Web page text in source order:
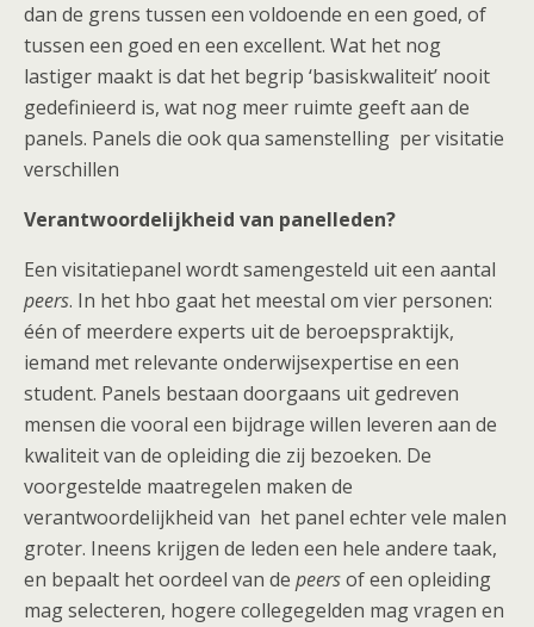
dan de grens tussen een voldoende en een goed, of
tussen een goed en een excellent. Wat het nog
lastiger maakt is dat het begrip ‘basiskwaliteit’ nooit
gedefinieerd is, wat nog meer ruimte geeft aan de
panels. Panels die ook qua samenstelling per visitatie
verschillen
Verantwoordelijkheid van panelleden?
Een visitatiepanel wordt samengesteld uit een aantal
peers. In het hbo gaat het meestal om vier personen:
één of meerdere experts uit de beroepspraktijk,
iemand met relevante onderwijsexpertise en een
student. Panels bestaan doorgaans uit gedreven
mensen die vooral een bijdrage willen leveren aan de
kwaliteit van de opleiding die zij bezoeken. De
voorgestelde maatregelen maken de
verantwoordelijkheid van het panel echter vele malen
groter. Ineens krijgen de leden een hele andere taak,
en bepaalt het oordeel van de peersof een opleiding
mag selecteren, hogere collegegelden mag vragen en